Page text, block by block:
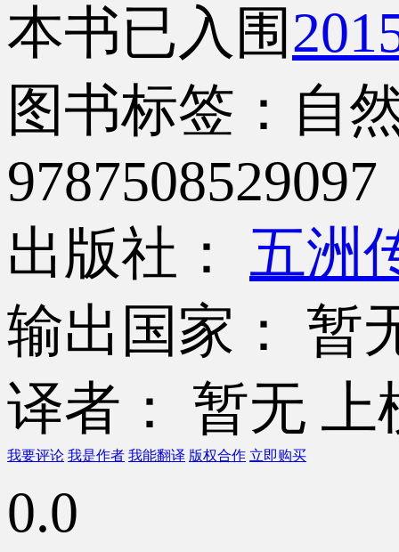
本书已入围
图书标签：自
9787508529097
出版社： 五洲
输出国家： 暂
译者： 暂无 上
我要评论 我是作者 我能翻译 版权合作 立即购买
0.0